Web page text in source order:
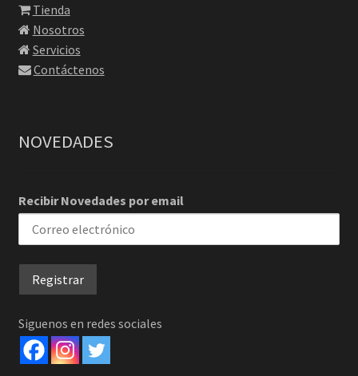
Tienda
Nosotros
Servicios
Contáctenos
NOVEDADES
Recibir Novedades por email
Siguenos en redes sociales